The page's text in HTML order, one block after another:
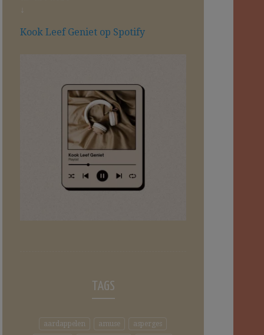
↓
Kook Leef Geniet op Spotify
TAGS
aardappelen amuse
asperges